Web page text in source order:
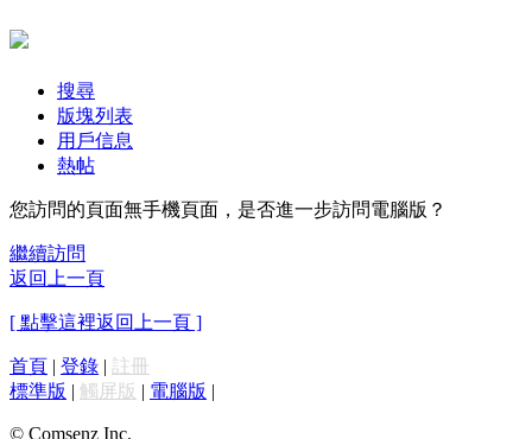
搜尋
版塊列表
用戶信息
熱帖
您訪問的頁面無手機頁面，是否進一步訪問電腦版？
繼續訪問
返回上一頁
[ 點擊這裡返回上一頁 ]
首頁 | 登錄 | 註冊
標準版 | 觸屏版 | 電腦版 |
© Comsenz Inc.